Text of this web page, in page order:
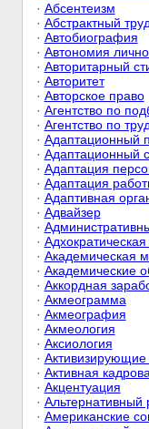
· Абсентеизм
· Абстрактный труд
· Автобиография
· Автономия
· Авторитарный
· Авторитет
· Авторское право
· Агентство по
· Агентство по
· Адаптационный
· Адаптационный
· Адаптация
· Адаптация
· Адаптивная
· Адвайзер
·
· Адхократическая
· Академическая
· Академические
· Аккордная
· Акмеограмма
· Акмеография
· Акмеология
· Аксиология
·
· Активная
· Акцентуация
·
· Американские